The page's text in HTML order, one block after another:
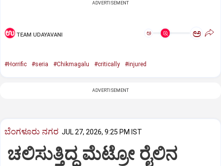
ADVERTISEMENT
TEAM UDAYAVANI ಅ ಅ
#Horrific #seria #Chikmagalu #critically #injured
ADVERTISEMENT
ಬೆಂಗಳೂರು ನಗರ JUL 27, 2026, 9:25 PM IST
ಚಲಿಸುತ್ತಿದ್ದ ಮೆಟ್ರೋ ರೈಲಿನ